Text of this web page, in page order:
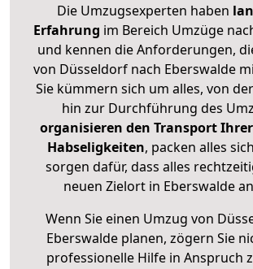
Die Umzugsexperten haben
Erfahrung im Bereich Umzüge
und kennen die Anforderungen,
von Düsseldorf nach Eberswalde
Sie kümmern sich um alles, von
hin zur Durchführung des
organisieren den Transport
Habseligkeiten, packen alles
sorgen dafür, dass alles
neuen Zielort in Eberswalde
Wenn Sie einen Umzug von
Eberswalde planen, zögern Sie
professionelle Hilfe in Anspruch